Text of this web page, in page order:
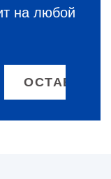
на любой